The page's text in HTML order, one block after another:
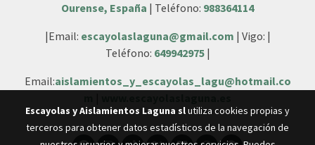
Ourense, España | Teléfono: 988364114
|Email: escayolaslaguna@gmail.com | Vigo: |
Teléfono: 649942975|
Email:aislamientos_y_escayolas_lagu@hotmail.co
Escayolas y Aislamientos Laguna slutiliza cookies propias y
terceros para obtener datos estadísticos de la navegación de